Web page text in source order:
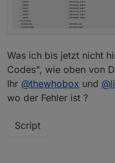
Was ich bis jetzt nicht
Codes", wie oben von
Ihr @thewhobox und @
wo der Fehler ist ?
Script